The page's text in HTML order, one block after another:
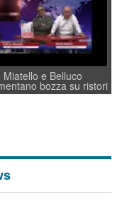
Miatello e Belluco
bozza su ristori
e Veneto Banca